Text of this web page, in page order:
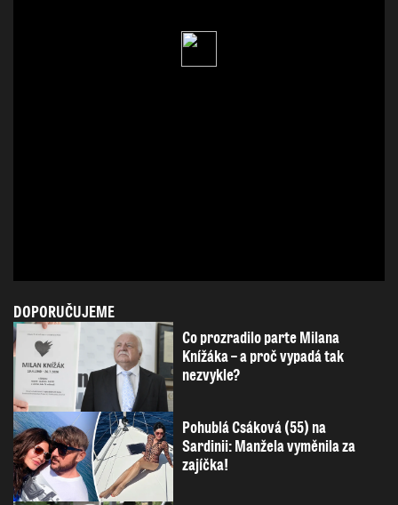
DOPORUČUJEME
Co prozradilo parte Milana
Knížáka – a proč vypadá tak
nezvykle?
Pohublá Csáková (55) na
Sardinii: Manžela vyměnila za
zajíčka!